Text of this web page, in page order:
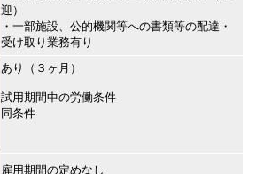
迎）
・一部施設、公的機関等への書類等の配達・
受け取り業務有り
あり（３ヶ月）
試用期間中の労働条件
同条件
雇用期間の定めなし